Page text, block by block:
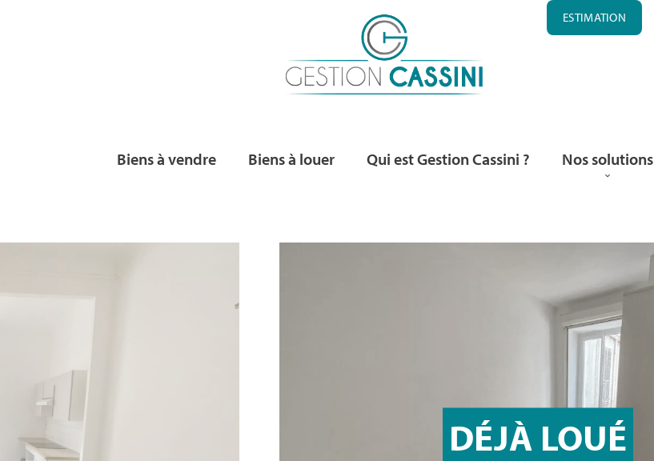
ESTIMATION
Biens à vendre Biens à louer Qui est Gestion Cassini ? Nos solutions
DÉJÀ LOUÉ